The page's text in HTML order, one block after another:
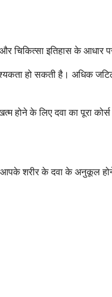
इतिहास के आधार पर
हो सकती है। अधिक
के लिए दवा का पूरा कोर्स
आपके शरीर के दवा के अनुकूल